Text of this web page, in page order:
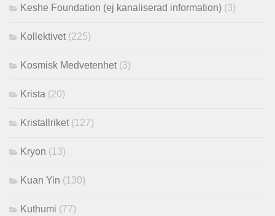
Keshe Foundation (ej kanaliserad information) (3)
Kollektivet(225)
Kosmisk Medvetenhet(3)
Krista (20)
Kristallriket(127)
Kryon (13)
Kuan Yin (130)
Kuthumi (77)